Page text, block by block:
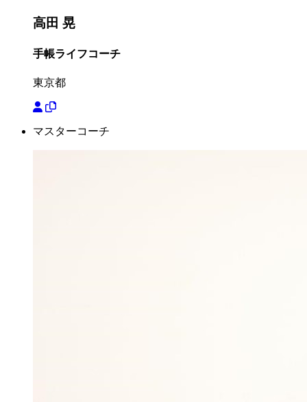
高田 晃
手帳ライフコーチ
東京都
マスターコーチ